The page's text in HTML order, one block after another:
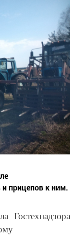
и прицепов к ним.
Гостехнадзора